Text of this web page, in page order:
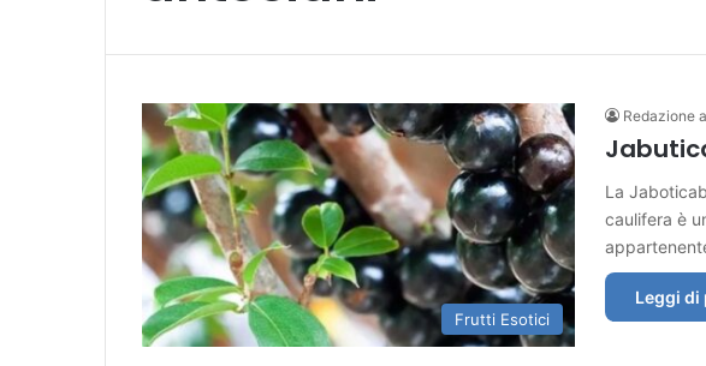
Frutti Esotici
Redazione
La
caulifera è
Leggi di